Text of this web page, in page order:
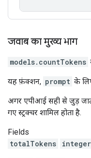
जवाब का मुख्य भाग
models.countTokens
यह फ़ंक्शन, prompt के
अगर एपीआई सही से जुड़
गए स्ट्रक्चर शामिल होता है.
Fields
totalTokens
integer